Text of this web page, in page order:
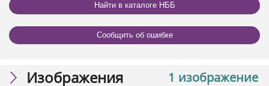
Найти в каталоге НББ
Сообщить об ошибке
1 изображение
Изображения